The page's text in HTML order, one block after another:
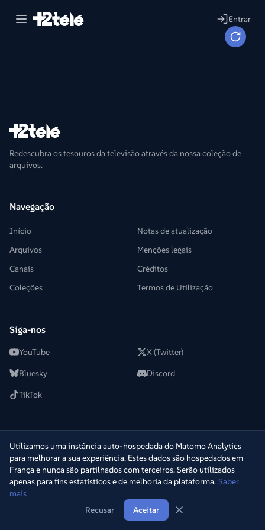
Entrar
Redescubra os tesouros da televisão através da nossa coleção de
arquivos.
Navegação
Início
Arquivos
Canais
Coleções
Notas de atualização
Menções legais
Créditos
Termos de Utilização
Siga-nos
YouTube
X (Twitter)
Bluesky
Discord
TikTok
© 2022-2026 +2Télé. Todos os direitos reservados.─Desenvolvido
porWarpy
v1.5.5 · ms6cpqxr·29 de jul. de 2026 17:21
Utilizamos uma instância auto-hospedada do Matomo Analytics
para melhorar a sua experiência. Estes dados são hospedados em
França e nunca são partilhados com terceiros. Serão utilizados
apenas para fins estatísticos e de melhoria da plataforma. Saber
mais
Recusar
Aceitar